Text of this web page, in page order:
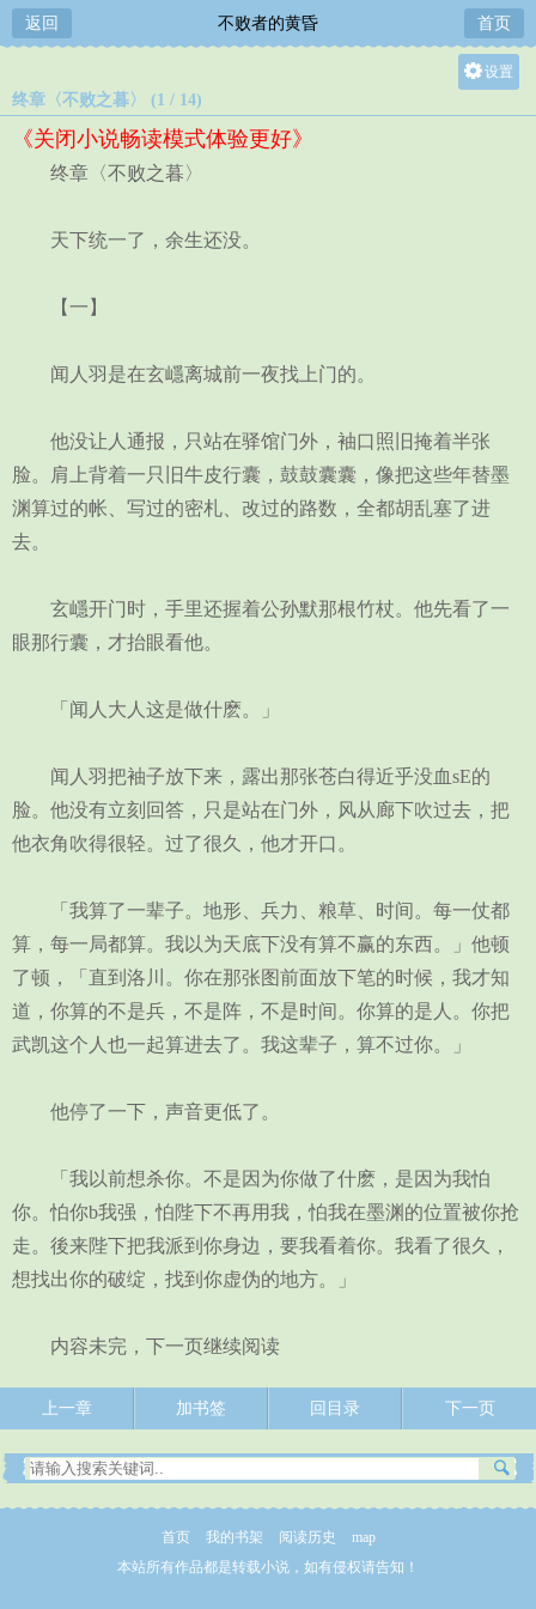
返回 不败者的黄昏 首页
设置
终章〈不败之暮〉 (1 / 14)
《关闭小说畅读模式体验更好》
终章〈不败之暮〉
天下统一了，余生还没。
【一】
闻人羽是在玄嶾离城前一夜找上门的。
他没让人通报，只站在驿馆门外，袖口照旧掩着半张
脸。肩上背着一只旧牛皮行囊，鼓鼓囊囊，像把这些年替墨
渊算过的帐、写过的密札、改过的路数，全都胡乱塞了进
去。
玄嶾开门时，手里还握着公孙默那根竹杖。他先看了一
眼那行囊，才抬眼看他。
「闻人大人这是做什麽。」
闻人羽把袖子放下来，露出那张苍白得近乎没血sE的
脸。他没有立刻回答，只是站在门外，风从廊下吹过去，把
他衣角吹得很轻。过了很久，他才开口。
「我算了一辈子。地形、兵力、粮草、时间。每一仗都
算，每一局都算。我以为天底下没有算不赢的东西。」他顿
了顿，「直到洛川。你在那张图前面放下笔的时候，我才知
道，你算的不是兵，不是阵，不是时间。你算的是人。你把
武凯这个人也一起算进去了。我这辈子，算不过你。」
他停了一下，声音更低了。
「我以前想杀你。不是因为你做了什麽，是因为我怕
你。怕你b我强，怕陛下不再用我，怕我在墨渊的位置被你抢
走。後来陛下把我派到你身边，要我看着你。我看了很久，
想找出你的破绽，找到你虚伪的地方。」
内容未完，下一页继续阅读
上一章 加书签 回目录 下一页
首页 我的书架 阅读历史
map
本站所有作品都是转载小说，如有侵权请告知！